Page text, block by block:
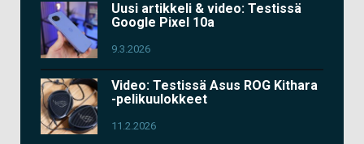
Uusi artikkeli & video: Testissä
Google Pixel 10a
9.3.2026
Video: Testissä Asus ROG Kithara
-pelikuulokkeet
11.2.2026